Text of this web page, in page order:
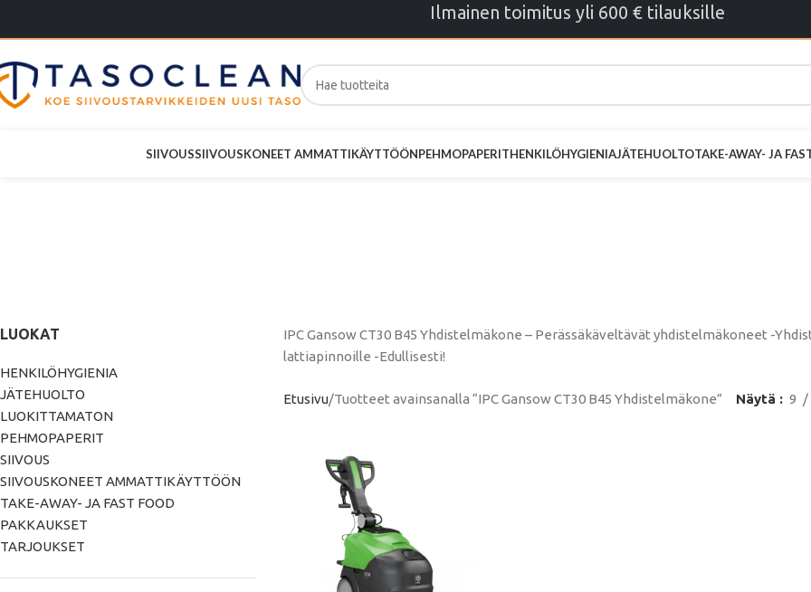
Ilmainen toimitus yli 600 € tilauksille
SIIVOUSSIIVOUSKONEET AMMATTIKÄYTTÖÖNPEHMOPAPERITHENKILÖHYGIENIAJÄTEHUOLTOTAKE-AWAY- JA
LUOKAT
HENKILÖHYGIENIA
JÄTEHUOLTO
LUOKITTAMATON
PEHMOPAPERIT
SIIVOUS
SIIVOUSKONEET AMMATTIKÄYTTÖÖN
TAKE-AWAY- JA FAST FOOD
PAKKAUKSET
TARJOUKSET
IPC Gansow CT30 B45 Yhdistelmäkone – Perässäkäveltävät yhdistelmäkoneet -
lattiapinnoille -Edullisesti!
Etusivu Tuotteet avainsanalla “IPC Gansow CT30 B45 Yhdistelmäkone” Näytä 9